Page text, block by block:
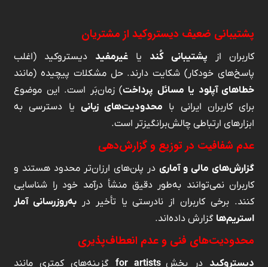
پشتیبانی ضعیف دیستروکید از مشتریان
کاربران از پشتیبانی کُند یا غیرمفید دیستروکید (اغلب
پاسخ‌های خودکار) شکایت دارند. حل مشکلات پیچیده (مانند
خطاهای آپلود یا مسائل پرداخت) زمان‌بَر است. این موضوع
برای کاربران ایرانی با محدودیت‌های زبانی یا دسترسی به
ابزارهای ارتباطی چالش‌برانگیزتر است.
عدم شفافیت در توزیع و گزارش‌دهی
گزارش‌های مالی و آماری در پلن‌های ارزان‌تر محدود هستند و
کاربران نمی‌توانند به‌طور دقیق منشأ درآمد خود را شناسایی
کنند. برخی کاربران از نادرستی یا تأخیر دربه‌روزرسانی آمار
استریم‌ها گزارش داده‌اند.
محدودیت‌های فنی و عدم انعطاف‌پذیری
دیستروکید در بخش
گزینه‌های کمتری مانند